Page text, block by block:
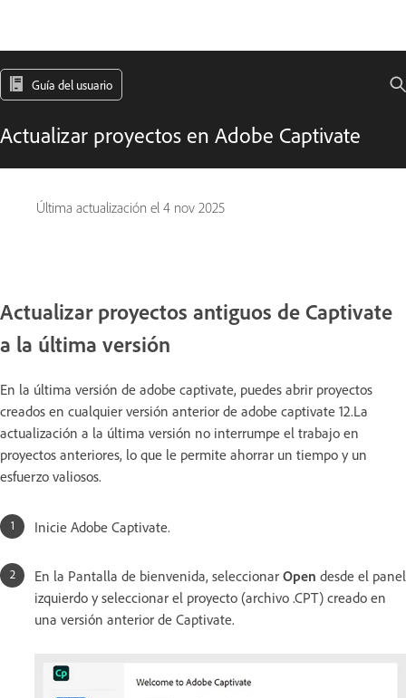
Guía del usuario
Actualizar proyectos en Adobe Captivate
Última actualización el 4 nov 2025
Actualizar proyectos antiguos de Captivate
a la última versión
En la última versión de adobe captivate, puedes abrir proyectos
creados en cualquier versión anterior de adobe captivate 12.La
actualización a la última versión no interrumpe el trabajo en
proyectos anteriores, lo que le permite ahorrar un tiempo y un
esfuerzo valiosos.
Inicie Adobe Captivate.
En la Pantalla de bienvenida, seleccionar Open desde el panel
izquierdo y seleccionar el proyecto (archivo .CPT) creado en
una versión anterior de Captivate.